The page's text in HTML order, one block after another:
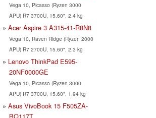
Vega 10, Picasso (Ryzen 3000
APU) R7 3700U, 15.60", 2.4 kg
Acer Aspire 3 A315-41-R8N8
Vega 10, Raven Ridge (Ryzen 2000
APU) R7 2700U, 15.60", 2.3 kg
Lenovo ThinkPad E595-
20NF0000GE
Vega 10, Picasso (Ryzen 3000
APU) R7 3700U, 15.60", 1.94 kg
Asus VivoBook 15 F505ZA-